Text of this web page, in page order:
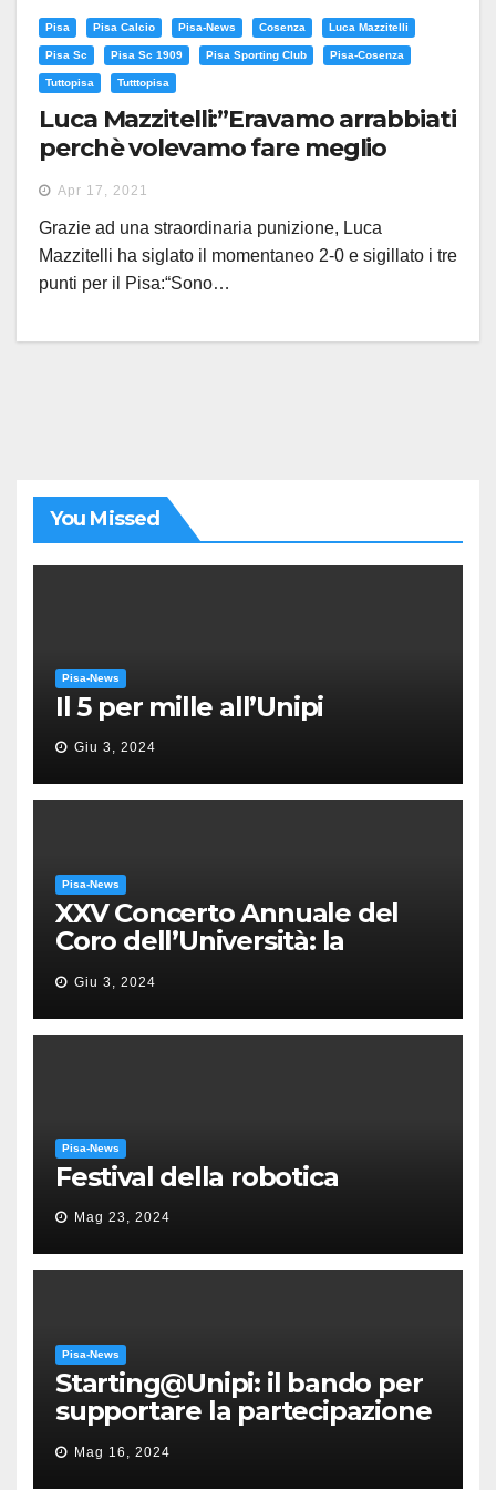
Pisa Pisa Calcio Pisa-News Cosenza Luca Mazzitelli
Pisa Sc Pisa Sc 1909 Pisa Sporting Club Pisa-Cosenza
Tuttopisa Tutttopisa
Luca Mazzitelli:”Eravamo arrabbiati
perchè volevamo fare meglio
ultimamente. Abbiamo lavorato
sodo per fare una gara così”
Apr 17, 2021
Grazie ad una straordinaria punizione, Luca
Mazzitelli ha siglato il momentaneo 2-0 e sigillato i tre
punti per il Pisa:“Sono…
You Missed
Pisa-News
Il 5 per mille all’Unipi
Giu 3, 2024
Pisa-News
XXV Concerto Annuale del
Coro dell’Università: la
“Messa in gloria” di Giacomo
Puccini
Giu 3, 2024
Pisa-News
Festival della robotica
Mag 23, 2024
Pisa-News
Starting@Unipi: il bando per
supportare la partecipazione
all’ERC Starting Grant
Mag 16, 2024